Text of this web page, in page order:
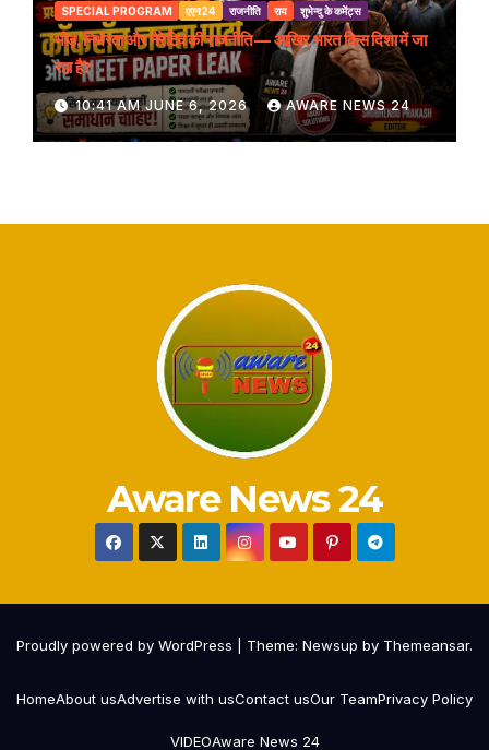
SPECIAL PROGRAM एएन24 राजनीति राय शुभेन्दु के कमेंट्स
भीड़, निर्भरता और नैरेटिव की राजनीति — आखिर भारत किस दिशा में जा
रहा है?
10:41 AM JUNE 6, 2026 AWARE NEWS 24
Aware News 24
Proudly powered by WordPress Theme: Newsup by Themeansar.
HomeAbout usAdvertise with usContact usOur TeamPrivacy Policy
VIDEOAware News 24